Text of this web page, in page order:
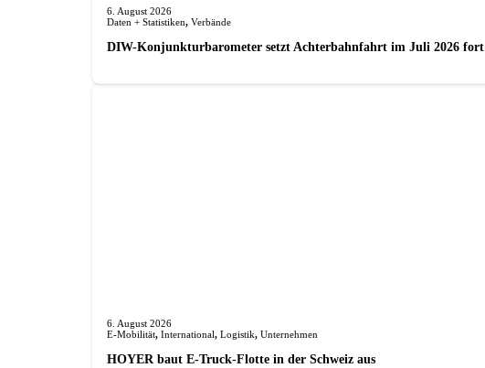
6. August 2026
Daten + Statistiken, Verbände
DIW-Konjunkturbarometer setzt Achterbahnfahrt im Juli 2026 fort
6. August 2026
E-Mobilität, International, Logistik, Unternehmen
HOYER baut E-Truck-Flotte in der Schweiz aus